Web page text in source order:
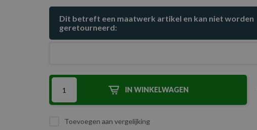
Dit betreft een maatwerk artikel en kan niet worden
geretourneerd:
IN WINKELWAGEN
Toevoegen aan vergelijking